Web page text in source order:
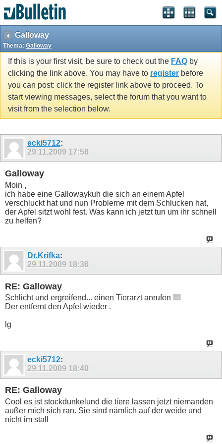
Galloway
Thema: Galloway
If this is your first visit, be sure to check out the FAQ by
clicking the link above. You may have to register before
you can post: click the register link above to proceed. To
start viewing messages, select the forum that you want to
visit from the selection below.
ecki5712:
29.11.2009 17:58
Galloway
Moin ,
ich habe eine Gallowaykuh die sich an einem Apfel
verschluckt hat und nun Probleme mit dem Schlucken hat,
der Apfel sitzt wohl fest. Was kann ich jetzt tun um ihr schnell
zu helfen?
Dr.Krifka:
29.11.2009 18:36
RE: Galloway
Schlicht und ergreifend... einen Tierarzt anrufen !!!!
Der entfernt den Apfel wieder .
lg
ecki5712:
29.11.2009 18:40
RE: Galloway
Cool es ist stockdunkelund die tiere lassen jetzt niemanden
außer mich sich ran. Sie sind nämlich auf der weide und
nicht im stall